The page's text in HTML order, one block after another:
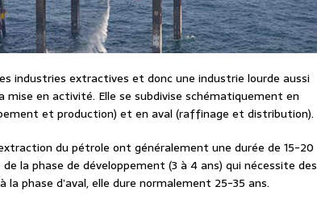
industries extractives et donc une industrie lourde aussi
mise en activité. Elle se subdivise schématiquement en
et production) et en aval (raffinage et distribution).
du pétrole ont généralement une durée de 15-20
la phase de développement (3 à 4 ans) qui nécessite des
phase d’aval, elle dure normalement 25-35 ans.